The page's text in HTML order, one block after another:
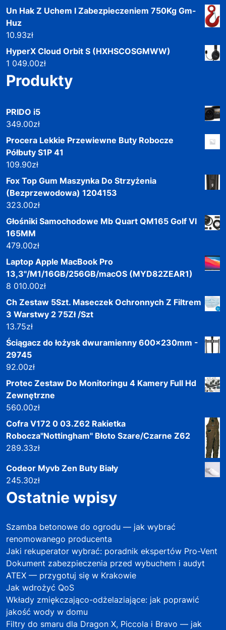
Un Hak Z Uchem I Zabezpieczeniem 750Kg Gm-
Huz
10.93zł
HyperX Cloud Orbit S (HXHSCOSGMWW)
1 049.00zł
Produkty
PRIDO i5
349.00zł
Procera Lekkie Przewiewne Buty Robocze
Półbuty S1P 41
109.90zł
Fox Top Gum Maszynka Do Strzyżenia
(Bezprzewodowa) 1204153
323.00zł
Głośniki Samochodowe Mb Quart QM165 Golf VI
165MM
479.00zł
Laptop Apple MacBook Pro
13,3"/M1/16GB/256GB/macOS (MYD82ZEAR1)
8 010.00zł
Ch Zestaw 5Szt. Maseczek Ochronnych Z Filtrem
3 Warstwy 2 75Zł /Szt
13.75zł
Ściągacz do łożysk dwuramienny 600x230mm -
29745
92.00zł
Protec Zestaw Do Monitoringu 4 Kamery Full Hd
Zewnętrzne
560.00zł
Cofra V172 0 03.Z62 Rakietka
Robocza"Nottingham" Błoto Szare/Czarne Z62
289.33zł
Codeor Myvb Zen Buty Biały
245.30zł
Ostatnie wpisy
Szamba betonowe do ogrodu — jak wybrać
renomowanego producenta
Jaki rekuperator wybrać: poradnik ekspertów Pro-Vent
Dokument zabezpieczenia przed wybuchem i audyt
ATEX — przygotuj się w Krakowie
Jak wdrożyć QoS
Wkłady zmiękczająco-odżelaziające: jak poprawić
jakość wody w domu
Filtry do smaru dla Dragon X, Piccola i Bravo — jak